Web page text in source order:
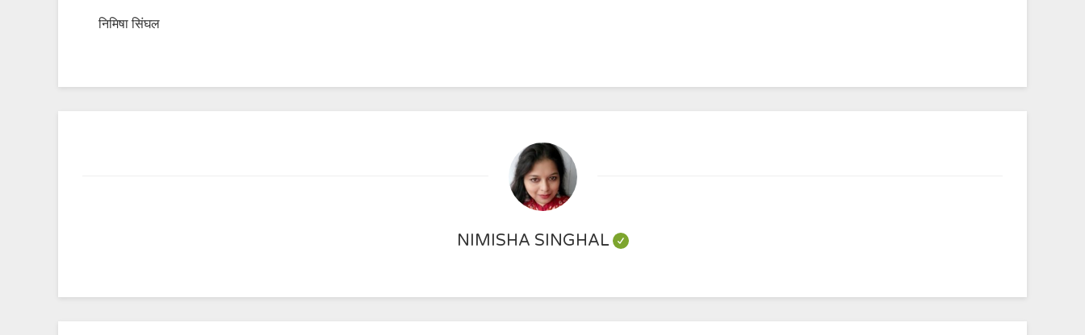
निमिषा सिंघल
NIMISHA SINGHAL